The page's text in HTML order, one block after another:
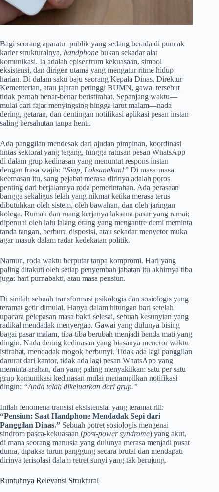
Bagi seorang aparatur publik yang sedang berada di puncak
karier strukturalnya, handphone bukan sekadar alat
komunikasi. Ia adalah episentrum kekuasaan, simbol
eksistensi, dan dirigen utama yang mengatur ritme hidup
harian. Di dalam saku baju seorang Kepala Dinas, Direktur
Kementerian, atau jajaran petinggi BUMN, gawai tersebut
tidak pernah benar-benar beristirahat. Sepanjang waktu—
mulai dari fajar menyingsing hingga larut malam—nada
dering, getaran, dan dentingan notifikasi aplikasi pesan instan
saling bersahutan tanpa henti.
Ada panggilan mendesak dari ajudan pimpinan, koordinasi
lintas sektoral yang tegang, hingga ratusan pesan WhatsApp
di dalam grup kedinasan yang menuntut respons instan
dengan frasa wajib: “Siap, Laksanakan!” Di masa-masa
keemasan itu, sang pejabat merasa dirinya adalah poros
penting dari berjalannya roda pemerintahan. Ada perasaan
bangga sekaligus lelah yang nikmat ketika merasa terus
dibutuhkan oleh sistem, oleh bawahan, dan oleh jaringan
kolega. Rumah dan ruang kerjanya laksana pasar yang ramai;
dipenuhi oleh lalu lalang orang yang mengantre demi meminta
tanda tangan, berburu disposisi, atau sekadar menyetor muka
agar masuk dalam radar kedekatan politik.
Namun, roda waktu berputar tanpa kompromi. Hari yang
paling ditakuti oleh setiap penyembah jabatan itu akhirnya tiba
juga: hari purnabakti, atau masa pensiun.
Di sinilah sebuah transformasi psikologis dan sosiologis yang
teramat getir dimulai. Hanya dalam hitungan hari setelah
upacara pelepasan masa bakti selesai, sebuah kesunyian yang
radikal mendadak menyergap. Gawai yang dulunya bising
bagai pasar malam, tiba-tiba berubah menjadi benda mati yang
dingin. Nada dering kedinasan yang biasanya meneror waktu
istirahat, mendadak mogok berbunyi. Tidak ada lagi panggilan
darurat dari kantor, tidak ada lagi pesan WhatsApp yang
meminta arahan, dan yang paling menyakitkan: satu per satu
grup komunikasi kedinasan mulai menampilkan notifikasi
dingin: “Anda telah dikeluarkan dari grup.”
Inilah fenomena transisi eksistensial yang teramat riil:
“Pensiun: Saat Handphone Mendadak Sepi dari
Panggilan Dinas.” Sebuah potret sosiologis mengenai
sindrom pasca-kekuasaan (post-power syndrome) yang akut,
di mana seorang manusia yang dulunya merasa menjadi pusat
dunia, dipaksa turun panggung secara brutal dan mendapati
dirinya terisolasi dalam retret sunyi yang tak berujung.
Runtuhnya Relevansi Struktural